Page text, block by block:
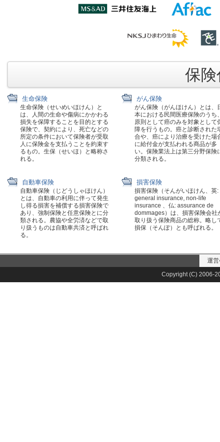
保
生命保険
生命保険（せいめいほけん）と
は、人間の生命や傷病にかかわる
損失を保障することを目的とする
保険で、契約により、死亡などの
所定の条件において保険者が受取
人に保険金を支払うことを約束す
るもの。生保（せいほ）と略称さ
れる。
がん保険
がん保険（がんほけん）とは、
本における民間医療保険のうち
原則として癌のみを対象として
障を行うもの。癌と診断された
合や、癌により治療を受けた場
に給付金が支払われる商品が多
い。保険業法上は第三分野保険
分類される。
自動車保険
自動車保険（じどうしゃほけん）
とは、自動車の利用に伴って発生
し得る損害を補償する損害保険で
あり、強制保険と任意保険とに分
類される。農協や全労済などで取
り扱うものは自動車共済と呼ばれ
る。
損害保険
損害保険（そんがいほけん、英:
general insurance, non-life
insurance 、仏: assurance de
dommages）は、損害保険会社
取り扱う保険商品の総称。略し
損保（そんぽ）とも呼ばれる。
運
Copyright (C) 2006-